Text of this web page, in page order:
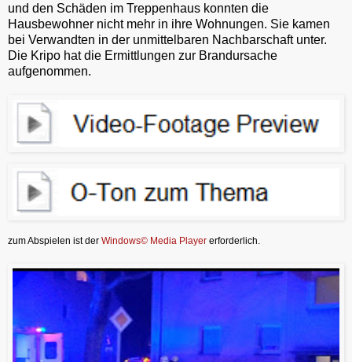
und den Schäden im Treppenhaus konnten die
Hausbewohner nicht mehr in ihre Wohnungen. Sie kamen
bei Verwandten in der unmittelbaren Nachbarschaft unter.
Die Kripo hat die Ermittlungen zur Brandursache
aufgenommen.
zum Abspielen ist der Windows© Media Player erforderlich.